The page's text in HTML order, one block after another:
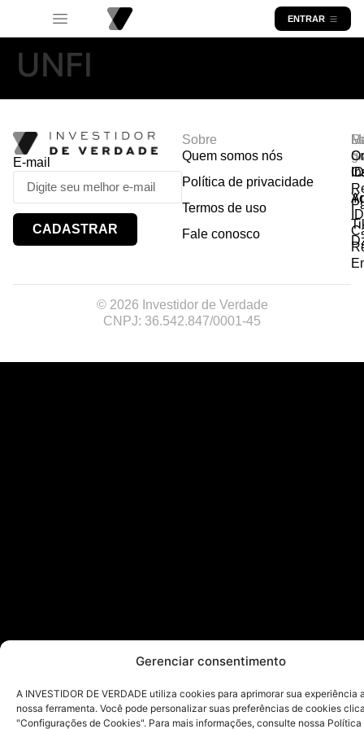
Gerenciar consentimento
A INVESTIDOR DE VERDADE utiliza cookies para aprimorar sua experiência
nossa ferramenta. Você pode personalizar suas preferências de cookies
"Configurações de Cookies". Para mais informações, consulte nossa Política
ENTRAR
UNFI
E-mail
CADASTRAR
Sobre
Quem somos nós
Política de privacidade
Termos de uso
Fale conosco
© 2026 Investidor de Verdade
CNPJ: 36.542.847/0001-45